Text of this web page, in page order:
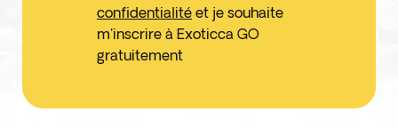
confidentialité et je souhaite
m'inscrire à Exoticca GO
gratuitement